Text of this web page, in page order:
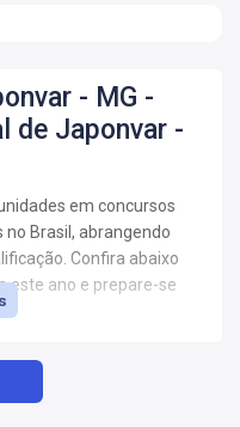
- MG -
de Japonvar -
em concursos
Brasil, abrangendo
Confira abaixo
este ano e prepare-se